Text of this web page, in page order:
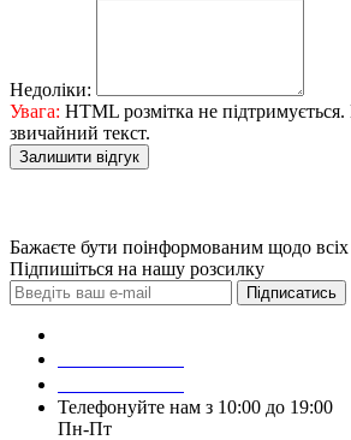
Недоліки:
Увага: HTML розмітка не
звичайний текст.
Залишити відгук
Бажаєте бути поінформованим щодо
Підпишіться на нашу розсилку
Підписатись
Телефонуйте нам з 10:00 до 19:00
Пн-Пт